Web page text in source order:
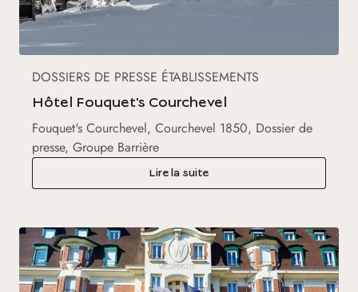
DOSSIERS DE PRESSE ÉTABLISSEMENTS
Hôtel Fouquet's Courchevel
Fouquet's Courchevel, Courchevel 1850, Dossier de
presse, Groupe Barrière
Lire la suite